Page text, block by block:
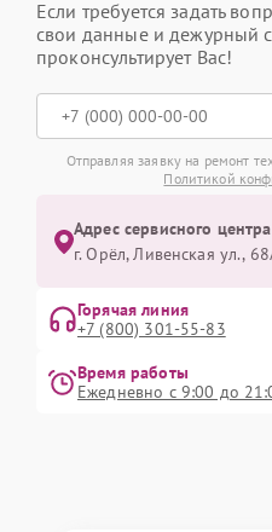
Если требуется задать
свои данные и дежурный
проконсультирует Вас!
Отправляя заявку на ремонт
Политикой
Адрес сервисного
г. Орёл, Ливенская ул.,
Горячая линия
+7 (800) 301-55-83
Время работы
Ежедневно с 9:00 до